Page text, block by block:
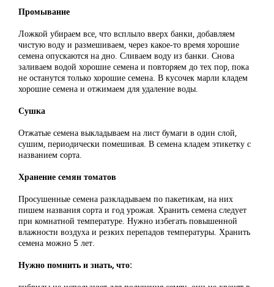
Промывание
Ложкой убираем все, что всплыло вверх банки, добавляем
чистую воду и размешиваем, через какое-то время хорошие
семена опускаются на дно. Сливаем воду из банки. Снова
заливаем водой хорошие семена и повторяем до тех пор, пока
не останутся только хорошие семена. В кусочек марли кладем
хорошие семена и отжимаем для удаление воды.
Сушка
Отжатые семена выкладываем на лист бумаги в один слой,
сушим, периодически помешивая. В семена кладем этикетку с
названием сорта.
Хранение семян томатов
Просушенные семена разкладываем по пакетикам, на них
пишем названия сорта и год урожая. Хранить семена следует
при комнатной температуре. Нужно избегать повышенной
влажности воздуха и резких перепадов температуры. Хранить
семена можно 5 лет.
Нужно помнить и знать, что: